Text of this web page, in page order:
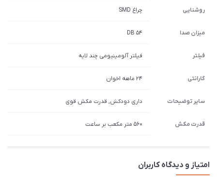
روشنایی چراغ SMD
میزان صدا 54 DB
فیلتر فیلتر آلومینیومی چند لایه
گارانتی ۲۴ ماهه اخوان
سایر توضیحات داری دودکش, قدرت مکش قوی
قدرت مکش 560 متر مکعب بر ساعت
امتیاز و دیدگاه کاربران